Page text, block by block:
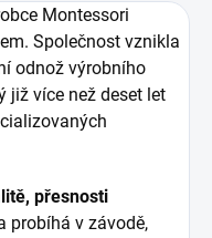
Montessori
Společnost vznikla
odnož výrobního
již více než deset let
přesnosti
probíhá v závodě,